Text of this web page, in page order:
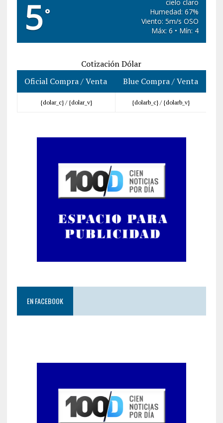
5°
cielo claro
Humedad: 67%
Viento: 5m/s OSO
Máx: 6 • Mín: 4
Cotización Dólar
Oficial Compra / Venta
Blue Compra / Venta
{dolar_c} / {dolar_v} {dolarb_c} / {dolarb_v}
EN FACEBOOK